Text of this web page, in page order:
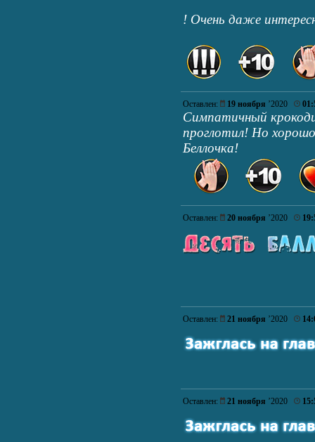
! Очень даже
Оставлен: 19 ноября ’2020
Симпатичный
проглотил! Но
Беллочка!
Оставлен: 20 ноября ’2020
Оставлен: 21 ноября ’2020
Оставлен: 21 ноября ’2020